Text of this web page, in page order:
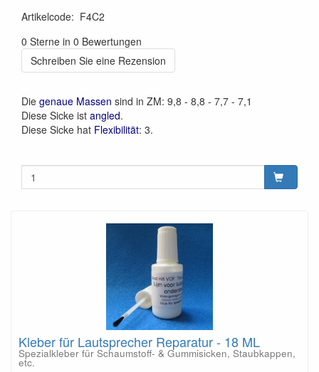
Artikelcode: F4C2
0 Sterne in 0 Bewertungen
Schreiben Sie eine Rezension
Die genaue Massen sind in ZM: 9,8 - 8,8 - 7,7 - 7,1
Diese Sicke ist angled.
Diese Sicke hat Flexibilität: 3.
Kleber für Lautsprecher Reparatur - 18 ML
Spezialkleber für Schaumstoff- & Gummisicken, Staubkappen,
etc.